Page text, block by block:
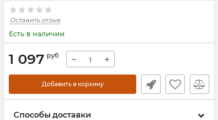
Оставить отзыв
Есть в наличии
1 097 руб − +
Добавить в корзину
Способы доставки